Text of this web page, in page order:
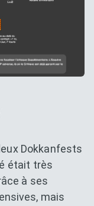
Dokkanfests
était très
à ses
mais